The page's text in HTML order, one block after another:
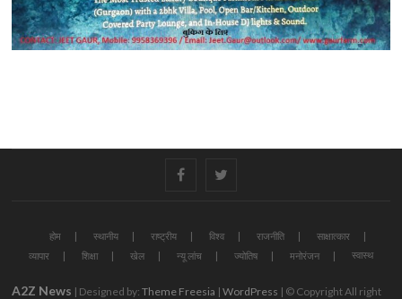
# #
होम स्थानीय राष्ट्रीय विश्व राजनीति
साक्षात्कार
व्यापार
शिक्षा खेल न्यू लांच ज्योतिष मनोरंजन स्वास्थ
A2Z News | Designed by:Theme Freesia |WordPress | © Copyright All right